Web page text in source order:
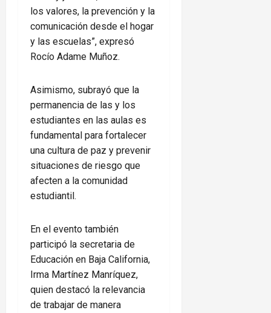
los valores, la prevención y la
comunicación desde el hogar
y las escuelas”, expresó
Rocío Adame Muñoz.
Asimismo, subrayó que la
permanencia de las y los
estudiantes en las aulas es
fundamental para fortalecer
una cultura de paz y prevenir
situaciones de riesgo que
afecten a la comunidad
estudiantil.
En el evento también
participó la secretaria de
Educación en Baja California,
Irma Martínez Manríquez,
quien destacó la relevancia
de trabajar de manera